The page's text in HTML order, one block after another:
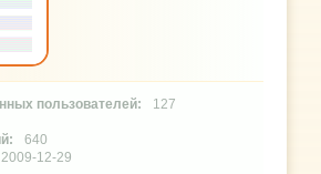
127
640
2009-12-29